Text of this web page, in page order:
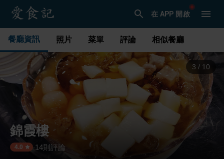
在 APP 開啟
餐廳資訊 照片 菜單 評論 相似餐廳
3 / 10
錦霞樓
4.0 ·14則評論